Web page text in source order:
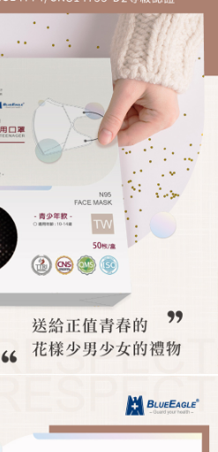
訂單成立後會自動跳轉到大哥付的交易
的期數、繳款截止日，確認付款後即完
額請依後續交易確認頁面所載為準。
交易或遇審核未通過，訂單將自動取
表示未達大哥付你分期系統評分，恕無
付你分期」於每月結算日後寄送繳費提
「超商條碼／台灣大直營門市／銀行轉
通路繳費。
公司」（以下簡稱本公司）所提供，讓
品或服務，並由商店將買賣／分期付款
用本公司帳單繳交帳款。
」之契約關係目的，商店將以您的個人
予台灣大哥大進項蒐集、處理及利用，
資料之確認、核對及更正。
結：https://oppay.tw/userRule
後才付款」的支付方式。 讓您購物簡單
、不需儲值。
，即可結帳。
付款。
付」後，將跳轉至「AFTEE先享後付」
後，即可完成結帳。
通知簡訊。
擊此簡訊中的連結，可透過四大超商／
款，方視為交易完成。
刻繳費，但若您需要取消訂單，請聯絡
之訂單仍視為有效，需透過AFTEE先享
付 」之結帳頁面顯示為準，若有關於
等相關疑問，請聯繫「AFTEE先享後付
support/home
供之「AFTEE先享後付」服務完成之交
以下網址：
代理人或監護人之同意方可使用